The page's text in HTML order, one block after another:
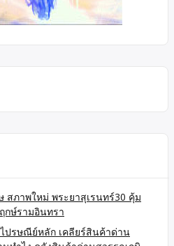
สภาพใหม่ พระยาสุเรนทร์30 คุ้ม
กษ์รามอินทรา
ปรษณีย์หลัก เคลียร์สินค้าด่าน